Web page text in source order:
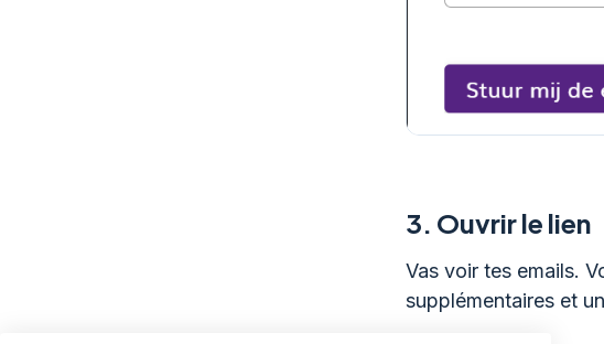
3. Ouvrir le lien
Vas voir tes emails.
supplémentaires et